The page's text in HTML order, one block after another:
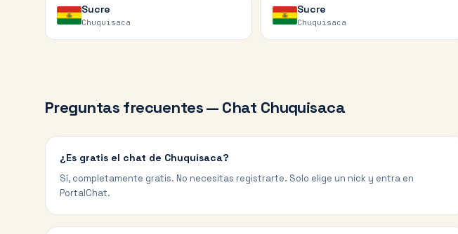
Sucre
Chuquisaca
Sucre
Chuquisaca
Preguntas frecuentes — Chat Chuquisaca
¿Es gratis el chat de Chuquisaca?
Sí, completamente gratis. No necesitas registrarte. Solo elige un nick y entra en
PortalChat.